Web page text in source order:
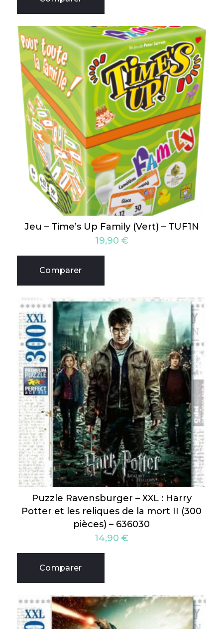
Jeu – Time’s Up Family (Vert) – TUF1N
19,90 €
Comparer
Puzzle Ravensburger – XXL : Harry
Potter et les reliques de la mort II (300
pièces) – 636030
14,90 €
Comparer